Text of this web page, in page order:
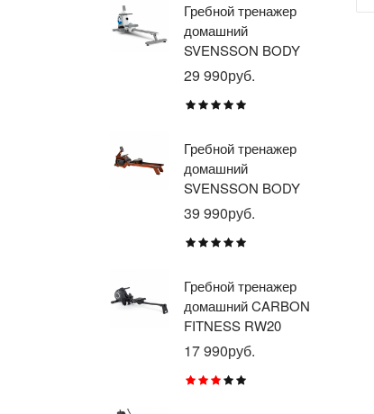
Гребной тренажер
домашний
SVENSSON BODY
LABS WHEELO
29 990руб.
Гребной тренажер
домашний
SVENSSON BODY
LABS WAVERUN
39 990руб.
Гребной тренажер
домашний CARBON
FITNESS RW20
17 990руб.